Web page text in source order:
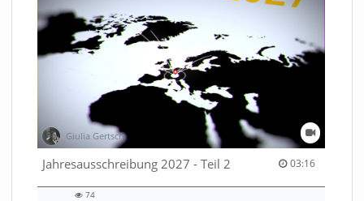
Giulia Gertsch
Jahresausschreibung 2027 - Teil 2 03:16
03:16 duration
74